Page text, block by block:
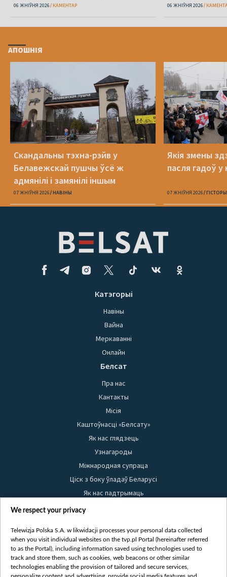
06 ЖНІЎНЯ 2026 КАМЕНТАР 06 ЖНІЎНЯ 2026
АПОШНІЯ
Скандальны тэхна-рэйв у
Белавежскай пушчы ўсё ж
адмянілі і замянілі іншым
07 ЖНІЎНЯ 2026 НАВІНЫ
Якія змены
пасля гадоў у
07 ЖНІЎНЯ 2026
Катэгорыі
Навіны
Вайна
Меркаванні
Онлайн
Белсат
Пра нас
Кантакты
Місія
Каштоўнасці «Белсату»
Як нас глядзець
Узнагароды
Міжнародная супраца
Ціск з боку ўладаў Беларусі
Як нас падтрымаць
Правілы выкарыстання матэрыялаў
Бяспека
Youtube
Белсат news
We respect your privacy
Telewizja Polska S.A. w likwidacji processes your personal data collected
when you visit individual websites on the tvp.pl Portal (hereinafter referred
to as the Portal), including information saved using technologies used to
track and store them, such as cookies, web beacons or other similar
technologies enabling the provision of tailored and secure services,